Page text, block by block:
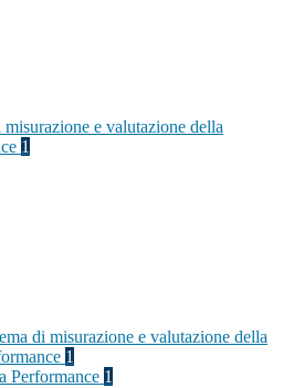
misurazione e valutazione della
1
di misurazione e valutazione della
1
Performance 1